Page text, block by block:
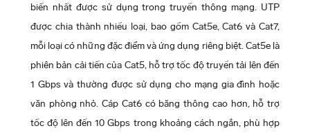
biến nhất được sử dụng trong truyền thông mạng. UTP
được chia thành nhiều loại, bao gồm Cat5e, Cat6 và Cat7,
mỗi loại có những đặc điểm và ứng dụng riêng biệt. Cat5e là
phiên bản cải tiến của Cat5, hỗ trợ tốc độ truyền tải lên đến
1 Gbps và thường được sử dụng cho mạng gia đình hoặc
văn phòng nhỏ. Cáp Cat6 có băng thông cao hơn, hỗ trợ
tốc độ lên đến 10 Gbps trong khoảng cách ngắn, phù hợp